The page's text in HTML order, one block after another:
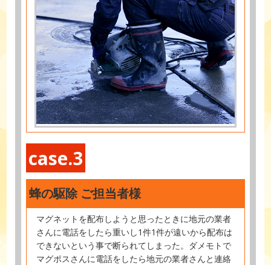
case.3
蜂の駆除 ご担当者様
マグネットを配布しようと思ったときに地元の業者
さんに電話をしたら重いし1件1件が遠いから配布は
できないという事で断られてしまった。ダメモトで
マグポスさんに電話をしたら地元の業者さんと連絡